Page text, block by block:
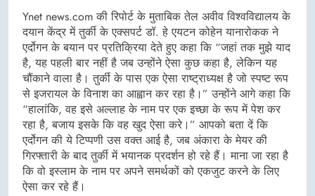
Ynet news.com की रिपोर्ट के मुताबिक तेल अवीव विश्वविद्यालय के
दयान केंद्र में तुर्की के एक्सपर्ट डॉ. हे एयटन कोहेन यानारोकक ने
एर्दोगन के बयान पर प्रतिक्रिया देते हुए कहा कि “जहां तक मुझे याद
है, यह पहली बार नहीं है जब उन्होंने ऐसा कुछ कहा है, लेकिन यह
चौंकाने वाला है। तुर्की के पास एक ऐसा राष्ट्राध्यक्ष है जो स्पष्ट रूप
से इजरायल के विनाश का आह्वान कर रहा है।” उन्होंने आगे कहा कि
“हालांकि, वह इसे अल्लाह के नाम पर एक इच्छा के रूप में पेश कर
रहा है, बजाय इसके कि वह खुद ऐसा करे।” आपको बता दें कि
एर्दोगन की ये टिप्पणी उस वक्त आई है, जब अंकारा के मेयर की
गिरफ्तारी के बाद तुर्की में भयानक प्रदर्शन हो रहे हैं। माना जा रहा है
कि वो इस्लाम के नाम पर अपने समर्थकों को एकजुट करने के लिए
ऐसा कर रहे हैं।